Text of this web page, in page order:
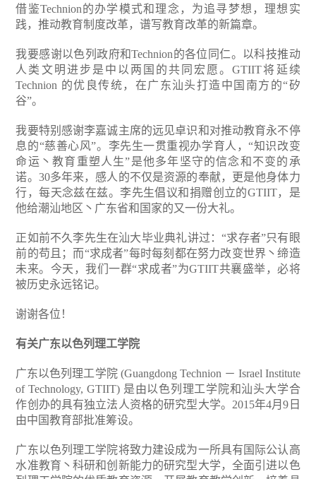
借鉴Technion的办学模式和理念，为追寻梦想，理想实
践，推动教育制度改革，谱写教育改革的新篇章。
我要感谢以色列政府和Technion的各位同仁。以科技推动
人类文明进步是中以两国的共同宏愿。GTIIT将延续
Technion 的优良传统，在广东汕头打造中国南方的“矽
谷”。
我要特别感谢李嘉诚主席的远见卓识和对推动教育永不停
息的“慈善心风”。李先生一贯重视办学育人，“知识改变
命运丶教育重塑人生”是他多年坚守的信念和不变的承
诺。30多年来，感人的不仅是资源的奉献，更是他身体力
行，每天念兹在兹。李先生倡议和捐赠创立的GTIIT，是
他给潮汕地区丶广东省和国家的又一份大礼。
正如前不久李先生在汕大毕业典礼讲过：“求存者”只有眼
前的苟且；而“求成者”每时每刻都在努力改变世界丶缔造
未来。今天，我们一群“求成者”为GTIIT共襄盛举，必将
被历史永远铭记。
谢谢各位！
有关广东以色列理工学院
广东以色列理工学院 (Guangdong Technion － Israel Institute
of Technology, GTIIT) 是由以色列理工学院和汕头大学合
作创办的具有独立法人资格的研究型大学。2015年4月9日
由中国教育部批准筹设。
广东以色列理工学院将致力建设成为一所具有国际公认高
水准教育丶科研和创新能力的研究型大学，全面引进以色